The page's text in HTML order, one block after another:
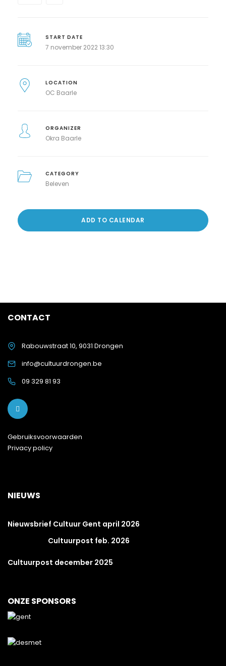
START DATE
7 november 2022 13:30
LOCATION
OC Baarle
ORGANIZER
Okra Baarle
CATEGORY
Beleven
ADD TO CALENDAR
CONTACT
Rabouwstraat 10, 9031 Drongen
info@cultuurdrongen.be
09 329 81 93
Gebruiksvoorwaarden
Privacy policy
NIEUWS
Nieuwsbrief Cultuur Gent april 2026
Cultuurpost feb. 2026
Cultuurpost december 2025
ONZE SPONSORS